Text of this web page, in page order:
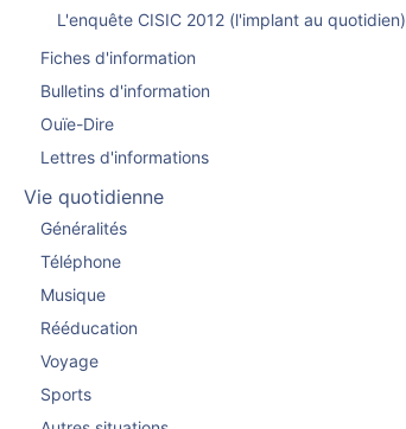
L'enquête CISIC 2012 (l'implant au quotidien)
Fiches d'information
Bulletins d'information
Ouïe-Dire
Lettres d'informations
Vie quotidienne
Généralités
Téléphone
Musique
Rééducation
Voyage
Sports